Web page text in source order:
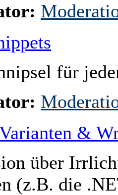
für
&
über
(z.B. die